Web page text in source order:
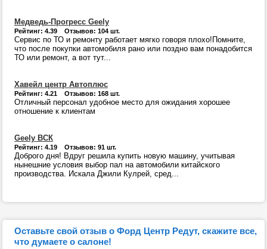
Медведь-Прогресс Geely
Рейтинг: 4.39 Отзывов: 104 шт.
Сервис по ТО и ремонту работает мягко говоря плохо!Помните,
что после покупки автомобиля рано или поздно вам понадобится
ТО или ремонт, а вот тут...
Хавейл центр Автоплюс
Рейтинг: 4.21 Отзывов: 168 шт.
Отличный персонал удобное место для ожидания хорошее
отношение к клиентам
Geely ВСК
Рейтинг: 4.19 Отзывов: 91 шт.
Доброго дня! Вдруг решила купить новую машину, учитывая
нынешние условия выбор пал на автомобили китайского
производства. Искала Джили Кулрей, сред...
Оставьте свой отзыв о Форд Центр Редут, скажите все,
что думаете о салоне!